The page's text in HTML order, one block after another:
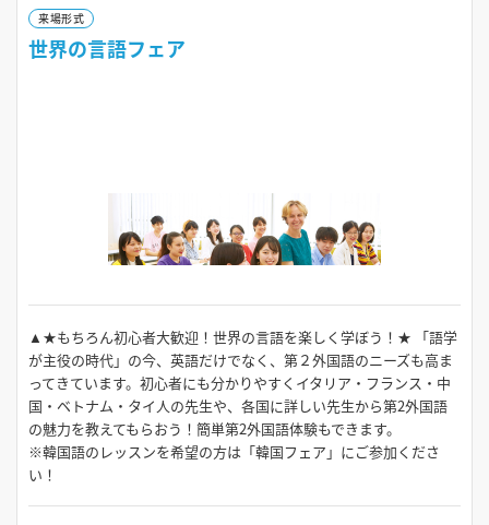
2026年8月26日（水）
10:00～13:30
10:00～13:30
2026年9月6日（日）
10:00～13:30
2026年9月23日（水）
10:00～13:30
来場形式
世界の言語フェア
▲★もちろん初心者大歓迎！世界の言語を楽しく学ぼう！★ 「語学
が主役の時代」の今、英語だけでなく、第２外国語のニーズも高ま
ってきています。初心者にも分かりやすくイタリア・フランス・中
国・ベトナム・タイ人の先生や、各国に詳しい先生から第2外国語
の魅力を教えてもらおう！簡単第2外国語体験もできます。
※韓国語のレッスンを希望の方は「韓国フェア」にご参加くださ
い！